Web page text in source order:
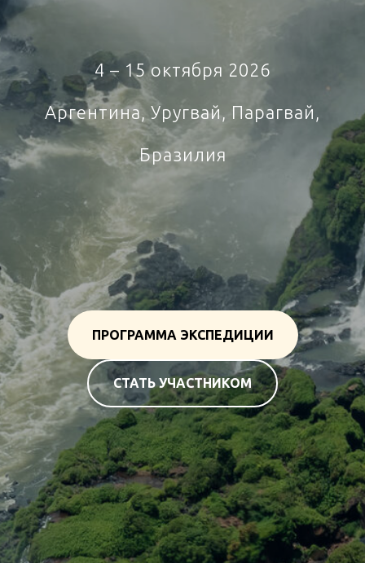
4 – 15 октября 2026
Аргентина, Уругвай, Парагвай,
Бразилия
Тур в Аргентину, Уругвай, Парагвай,
Бразилию
ПРОГРАММА ЭКСПЕДИЦИИ
СТАТЬ УЧАСТНИКОМ